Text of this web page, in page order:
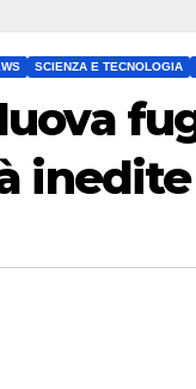
SCIENZA E TECNOLOGIA
inedite